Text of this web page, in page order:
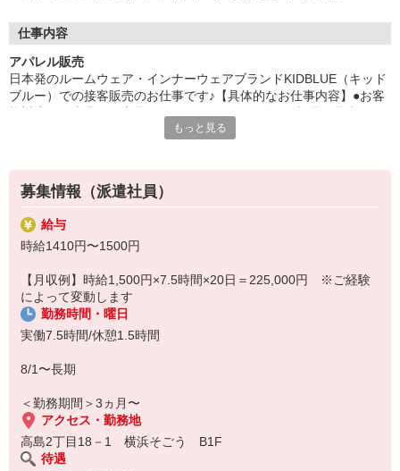
仕事内容
アパレル販売
日本発のルームウェア・インナーウェアブランドKIDBLUE（キッド
ブルー）での接客販売のお仕事です♪【具体的なお仕事内容】●お客
店舗の清掃、その他付帯業務【勤務地】横浜そごう店もしくは横浜
・少人数体制で、チームワークを大切にしています◎【勤務条件】
◆週5日フルタイム（9:30〜20:10の間でシフト制）◆土日祝にしっ
かり出勤できる方、大歓迎！
【勤務時の服装】・チュニックワンピース貸与・インナー、ボトム
ス、靴は私物◆こんな方におすすめ！
期的なキャリアアップも目指せる環境です◎
もっと見る
募集情報（派遣社員）
給与
時給1410円〜1500円
【月収例】時給1,500円×7.5時間×20日＝225,000円 ※ご経験
によって変動します
勤務時間・曜日
実働7.5時間/休憩1.5時間
8/1〜長期
＜勤務期間＞3ヵ月〜
アクセス・勤務地
高島2丁目18－1 横浜そごう B1F
待遇